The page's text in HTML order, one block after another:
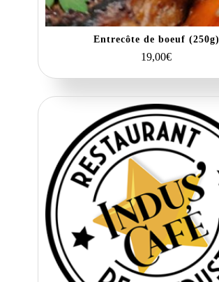
Entrecôte de boeuf (250g)
19,00€